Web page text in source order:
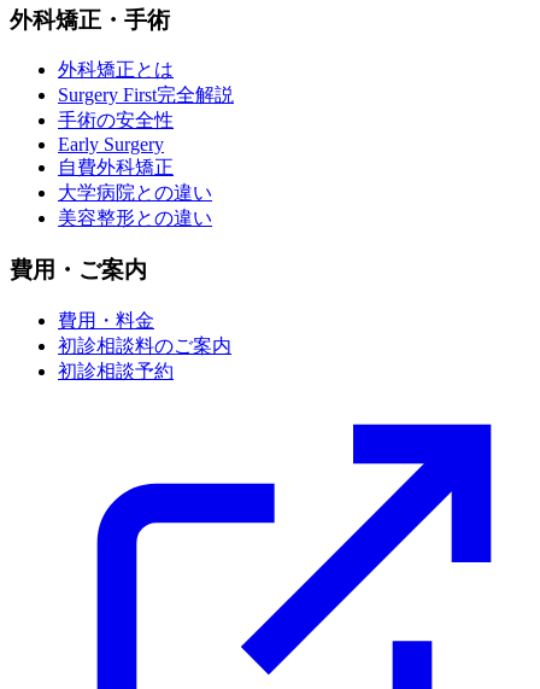
外科矯正・手術
外科矯正とは
Surgery First完全解説
手術の安全性
Early Surgery
自費外科矯正
大学病院との違い
美容整形との違い
費用・ご案内
費用・料金
初診相談料のご案内
初診相談予約